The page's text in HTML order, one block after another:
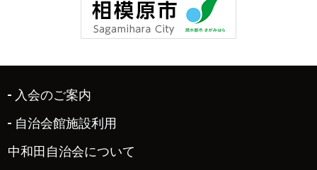
入会のご案内
自治会館施設利用
中和田自治会について